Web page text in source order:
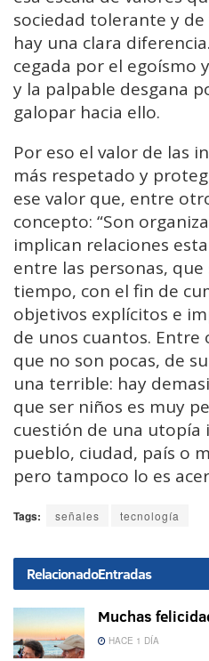
sociedad tolerante y
hay una clara
cegada por el egoísmo
y la palpable desgana
galopar hacia ello.
Por eso el valor de las
más respetado y
ese valor que, entre
concepto: “Son
implican relaciones
entre las personas,
tiempo, con el fin de
objetivos explícitos e
de unos cuantos. Entre
que no son pocas, de
una terrible: hay
que ser niños es muy
cuestión de una utopía
pueblo, ciudad, país o
pero tampoco lo es
Tags: señales tecnología
RelacionadoEntradas
Muchas
HACE 1 DÍA